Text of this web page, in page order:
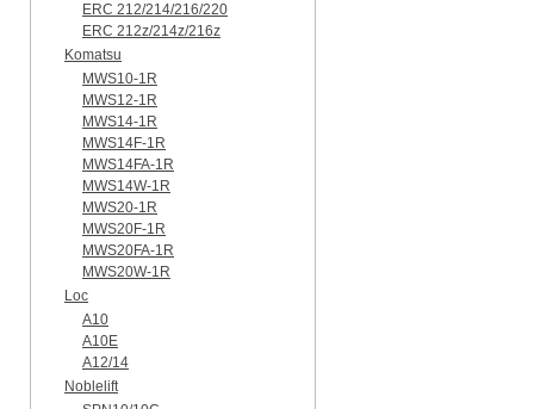
ERC 212/214/216/220
ERC 212z/214z/216z
Komatsu
MWS10-1R
MWS12-1R
MWS14-1R
MWS14F-1R
MWS14FA-1R
MWS14W-1R
MWS20-1R
MWS20F-1R
MWS20FA-1R
MWS20W-1R
Loc
A10
A10E
A12/14
Noblelift